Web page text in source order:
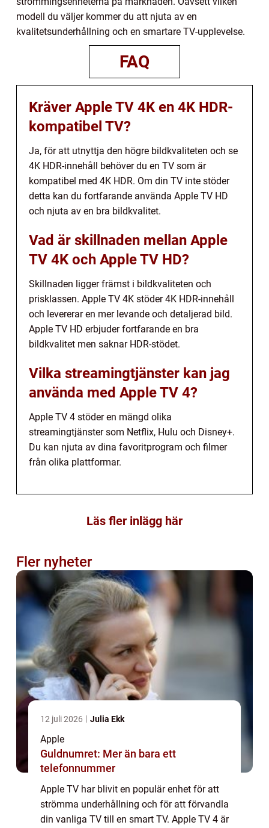
modell du väljer kommer du att njuta av en
kvalitetsunderhållning och en smartare TV-upplevelse.
FAQ
Kräver Apple TV 4K en 4K HDR-
kompatibel TV?
Ja, för att utnyttja den högre bildkvaliteten och se
4K HDR-innehåll behöver du en TV som är
kompatibel med 4K HDR. Om din TV inte stöder
detta kan du fortfarande använda Apple TV HD
och njuta av en bra bildkvalitet.
Vad är skillnaden mellan Apple
TV 4K och Apple TV HD?
Skillnaden ligger främst i bildkvaliteten och
prisklassen. Apple TV 4K stöder 4K HDR-innehåll
och levererar en mer levande och detaljerad bild.
Apple TV HD erbjuder fortfarande en bra
bildkvalitet men saknar HDR-stödet.
Vilka streamingtjänster kan jag
använda med Apple TV 4?
Apple TV 4 stöder en mängd olika
streamingtjänster som Netflix, Hulu och Disney+.
Du kan njuta av dina favoritprogram och filmer
från olika plattformar.
Läs fler inlägg här
Fler nyheter
12 juli 2026 Julia Ekk
Apple
Guldnumret: Mer än bara ett
telefonnummer
Apple TV har blivit en populär enhet för att
strömma underhållning och för att förvandla
din vanliga TV till en smart TV. Apple TV 4 är